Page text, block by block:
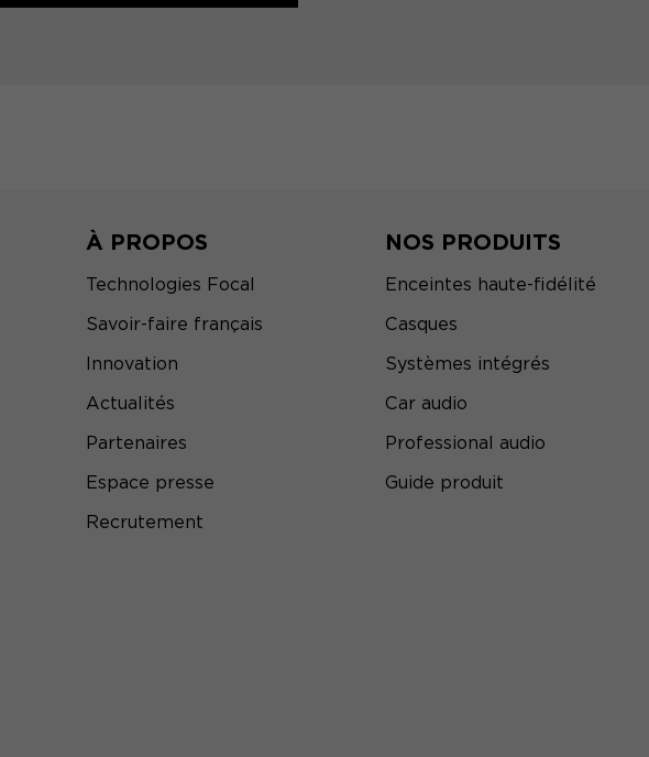
À PROPOS
Technologies Focal
Savoir-faire français
Innovation
Actualités
Partenaires
Espace presse
Recrutement
NOS PRODUITS
Enceintes haute-fidélité
Casques
Systèmes intégrés
Car audio
Professional audio
Guide produit